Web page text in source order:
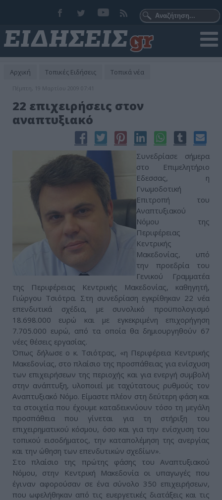
Αρχική Τοπικές Ειδήσεις Τοπικά νέα
Πέμπτη, 19 Μαρτίου 2009 07:41
22 επιχειρήσεις στον
αναπτυξιακό
Συνεδρίασε σήμερα
στο Επιμελητήριο
Εδεσσας, η
Γνωμοδοτική
Επιτροπή του
Αναπτυξιακού
Νόμου της
Περιφέρειας
Κεντρικής
Μακεδονίας, υπό
την προεδρία του
Γενικού Γραμματέα
της Περιφέρειας Κεντρικής Μακεδονίας, καθηγητή,
Γιώργου Τσιότρα. Στη συνεδρίαση εγκρίθηκαν 22 νέα
επενδυτικά σχέδια, με συνολικό προϋπολογισμό
18.698.000 ευρώ και με εγκεκριμένη επιχορήγηση
7.705.000 ευρώ, από τα οποία θα δημιουργηθούν 67
νέες θέσεις εργασίας.
Όπως δήλωσε ο κ. Τσιότρας, «η Περιφέρεια Κεντρικής
Μακεδονίας, στο πλαίσιο της προσπάθειας για ενίσχυση
των επιχειρήσεων της περιοχής και για ενεργή συμβολή
στην ανάπτυξη, υλοποιεί με ταχύτατους ρυθμούς τον
Αναπτυξιακό Νόμο. Είμαστε πλέον στη δεύτερη φάση και
τα στοιχεία που έχουμε καταδεικνύουν τόσο τη μεγάλη
προσπάθεια που γίνεται για τη στήριξη του
επιχειρηματικού κόσμου, όσο και για την ενίσχυση του
τοπικού εισοδήματος, την καταπολέμηση της ανεργίας
και την ώθηση των επενδυτικών σχεδίων».
Στο πλαίσιο της πρώτης φάσης του Αναπτυξιακού
Νόμου, στην Κεντρική Μακεδονία οι υπαγωγές που
έγιναν αφορούσαν σε ένα σύνολο 350 επιχειρήσεων,
που ωφελήθηκαν από τις ευεργετικές διατάξεις και τις